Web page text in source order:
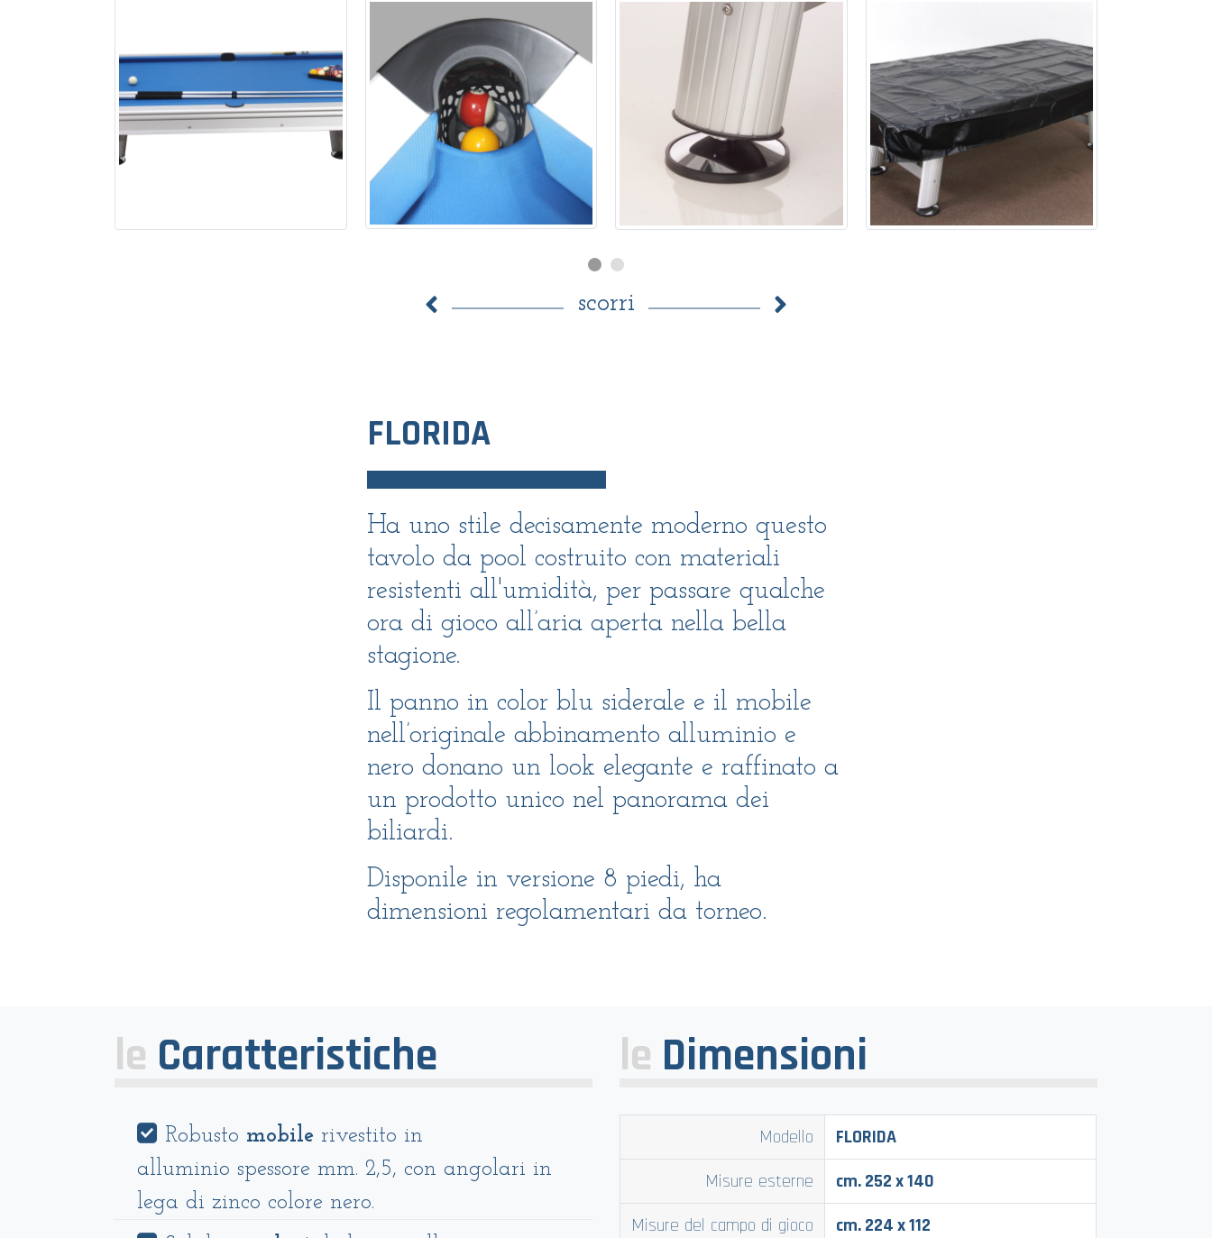
scorri
FLORIDA
Ha uno stile decisamente moderno questo
tavolo da pool costruito con materiali
resistenti all'umidità, per passare qualche
ora di gioco all’aria aperta nella bella
stagione.
Il panno in color blu siderale e il mobile
nell’originale abbinamento alluminio e
nero donano un look elegante e raffinato a
un prodotto unico nel panorama dei
biliardi.
Disponile in versione 8 piedi, ha
dimensioni regolamentari da torneo.
le Caratteristiche
Robusto mobile rivestito in
alluminio spessore mm. 2,5, con angolari in
lega di zinco colore nero.
le Dimensioni
Modello
FLORIDA
Misure esterne
cm. 252 x 140
Misure del campo di gioco
cm. 224 x 112